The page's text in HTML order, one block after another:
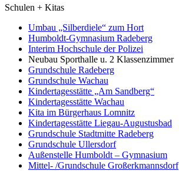
Schulen + Kitas
Umbau „Silberdiele“ zum Hort
Humboldt-Gymnasium Radeberg
Interim Hochschule der Polizei
Neubau Sporthalle u. 2 Klassenzimmer
Grundschule Radeberg
Grundschule Wachau
Kindertagesstätte „Am Sandberg“
Kindertagesstätte Wachau
Kita im Bürgerhaus Lomnitz
Kindertagesstätte Liegau-Augustusbad
Grundschule Stadtmitte Radeberg
Grundschule Ullersdorf
Außenstelle Humboldt – Gymnasium
Mittel- /Grundschule Großerkmannsdorf